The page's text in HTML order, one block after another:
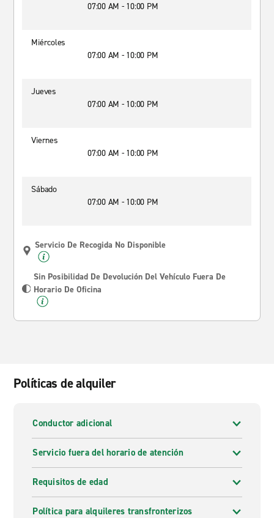
07:00 AM - 10:00 PM
Miércoles
07:00 AM - 10:00 PM
Jueves
07:00 AM - 10:00 PM
Viernes
07:00 AM - 10:00 PM
Sábado
07:00 AM - 10:00 PM
Servicio De Recogida No Disponible
Sin Posibilidad De Devolución Del Vehículo Fuera De
Horario De Oficina
Políticas de alquiler
Conductor adicional
Servicio fuera del horario de atención
Requisitos de edad
Política para alquileres transfronterizos